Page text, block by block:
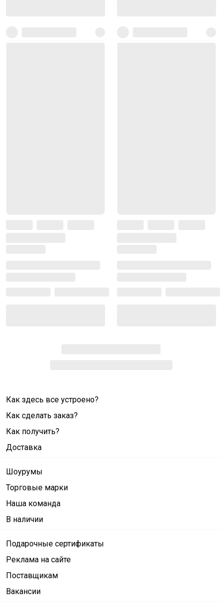
Как здесь все устроено?
Как сделать заказ?
Как получить?
Доставка
Шоурумы
Торговые марки
Наша команда
В наличии
Подарочные сертификаты
Реклама на сайте
Поставщикам
Вакансии